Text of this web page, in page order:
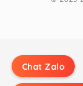
Chat Zalo